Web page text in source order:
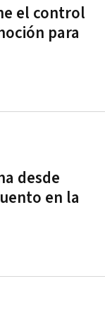
el control
para
desde
en la